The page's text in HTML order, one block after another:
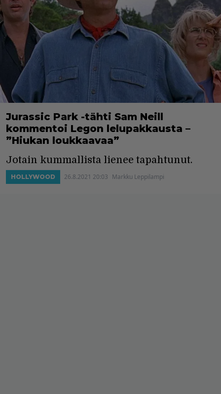
Jurassic Park -tähti Sam Neill
kommentoi Legon lelupakkausta –
”Hiukan loukkaavaa”
Jotain kummallista lienee tapahtunut.
HOLLYWOOD 26.8.2021 20:03 Markku Leppilampi